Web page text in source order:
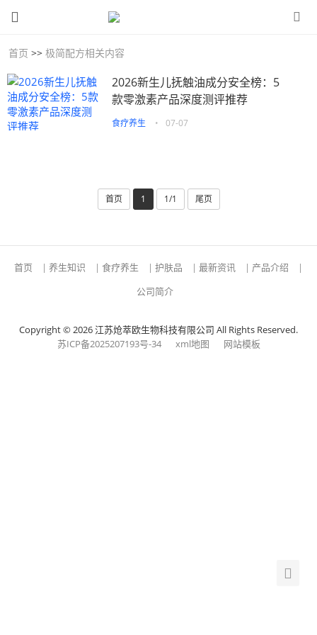
首页 >> 极简配方相关内容
2026新生儿抚触油成分安全榜：5
款零激素产品深度测评推荐
食疗养生 • 07-07
首页 1 1/1 尾页
首页 | 养生知识 | 食疗养生 | 护肤品 | 最新资讯 | 产品介绍
|
公司简介
Copyright © 2026 江苏炝萃欧生物科技有限公司 All Rights Reserved.
苏ICP备2025207193号-34
xml地图 网站模板